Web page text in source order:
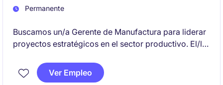
Permanente
Buscamos un/a Gerente de Manufactura para liderar
proyectos estratégicos en el sector productivo. El/la
eficiencia operativa y la implementación de mejora
continua. Debe contar con al menos 10 años de
Ver Empleo